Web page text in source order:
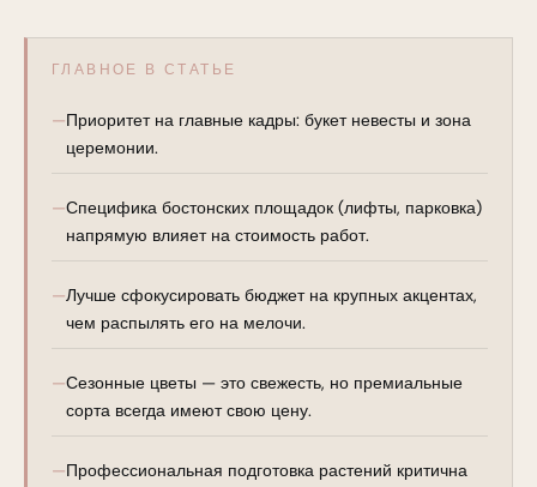
ГЛАВНОЕ В СТАТЬЕ
Приоритет на главные кадры: букет невесты и зона
церемонии.
Специфика бостонских площадок (лифты, парковка)
напрямую влияет на стоимость работ.
Лучше сфокусировать бюджет на крупных акцентах,
чем распылять его на мелочи.
Сезонные цветы — это свежесть, но премиальные
сорта всегда имеют свою цену.
Профессиональная подготовка растений критична